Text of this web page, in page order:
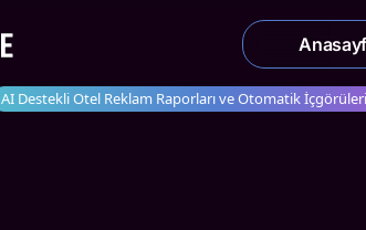
AI Destekli Otel Reklam Raporları ve Otomatik